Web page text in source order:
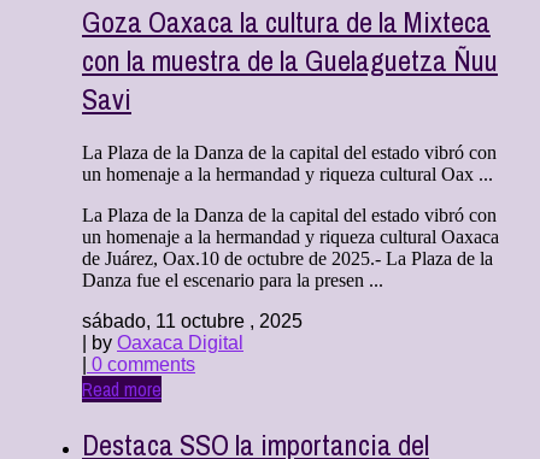
Goza Oaxaca la cultura de la Mixteca
con la muestra de la Guelaguetza Ñuu
Savi
La Plaza de la Danza de la capital del estado vibró con
un homenaje a la hermandad y riqueza cultural Oax ...
La Plaza de la Danza de la capital del estado vibró con
un homenaje a la hermandad y riqueza cultural Oaxaca
de Juárez, Oax.10 de octubre de 2025.- La Plaza de la
Danza fue el escenario para la presen ...
sábado, 11 octubre , 2025
| by Oaxaca Digital
0 comments
Read more
Destaca SSO la importancia del